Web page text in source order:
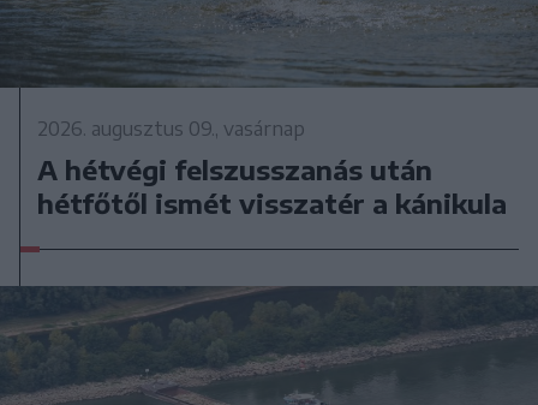
2026. augusztus 09., vasárnap
A hétvégi felszusszanás után
hétfőtől ismét visszatér a kánikula